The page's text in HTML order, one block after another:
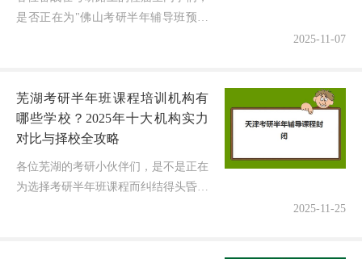
是否正在为"佛山考研半年辅导班预报
个...
2025-11-07
芜湖考研半年班课程培训机构有
哪些学校？2025年十大机构实力
对比与择校全攻略
各位芜湖的考研小伙伴们，是不是正在
为选择考研半年班课程而纠结得头昏脑
2025-11-25